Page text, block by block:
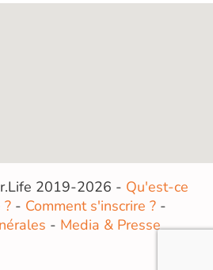
2019-2026 - Qu'est-ce
? - Comment s'inscrire ? -
- Media & Presse